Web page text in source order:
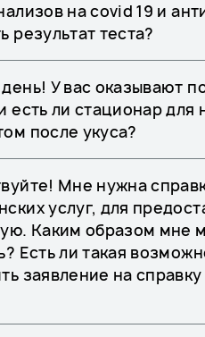
на covid 19 и
результат теста?
У вас оказывают
есть ли стационар
после укуса?
Мне нужна
услуг, для
Каким образом мне
Есть ли такая
заявление на